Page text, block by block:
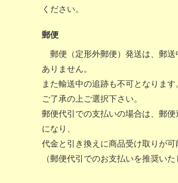
ください。
郵便
郵便（定形外郵便）発送は、郵送
ありません。
また輸送中の追跡も不可となります
ご了承の上ご選択下さい。
郵便代引での支払いの場合は、郵
になり、
代金と引き換えに商品受け取りが可
（郵便代引でのお支払いを推奨いた